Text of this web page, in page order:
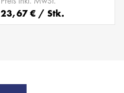
23,67 € / Stk.